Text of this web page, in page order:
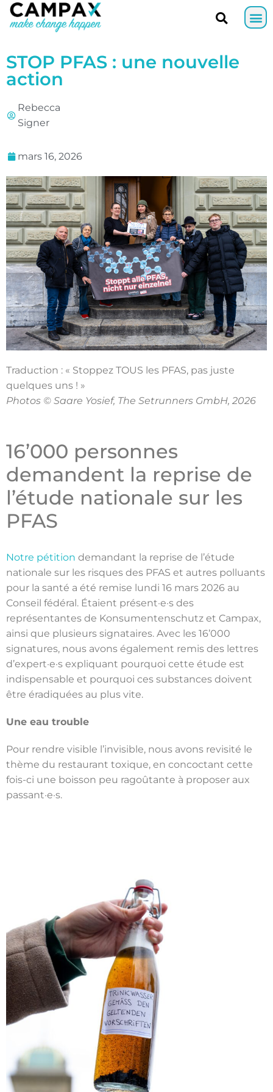
STOP PFAS : une nouvelle
action
Rebecca
Signer
mars 16, 2026
Traduction : « Stoppez TOUS les PFAS, pas juste
quelques uns ! »
Photos © Saare Yosief, The Setrunners GmbH, 2026
16’000 personnes
demandent la reprise de
l’étude nationale sur les
PFAS
Notre pétition demandant la reprise de l’étude
nationale sur les risques des PFAS et autres polluants
pour la santé a été remise lundi 16 mars 2026 au
Conseil fédéral. Étaient présent·e·s des
représentantes de Konsumentenschutz et Campax,
ainsi que plusieurs signataires. Avec les 16’000
signatures, nous avons également remis des lettres
d’expert·e·s expliquant pourquoi cette étude est
indispensable et pourquoi ces substances doivent
être éradiquées au plus vite.
Une eau trouble
Pour rendre visible l’invisible, nous avons revisité le
thème du restaurant toxique, en concoctant cette
fois-ci une boisson peu ragoûtante à proposer aux
passant·e·s.